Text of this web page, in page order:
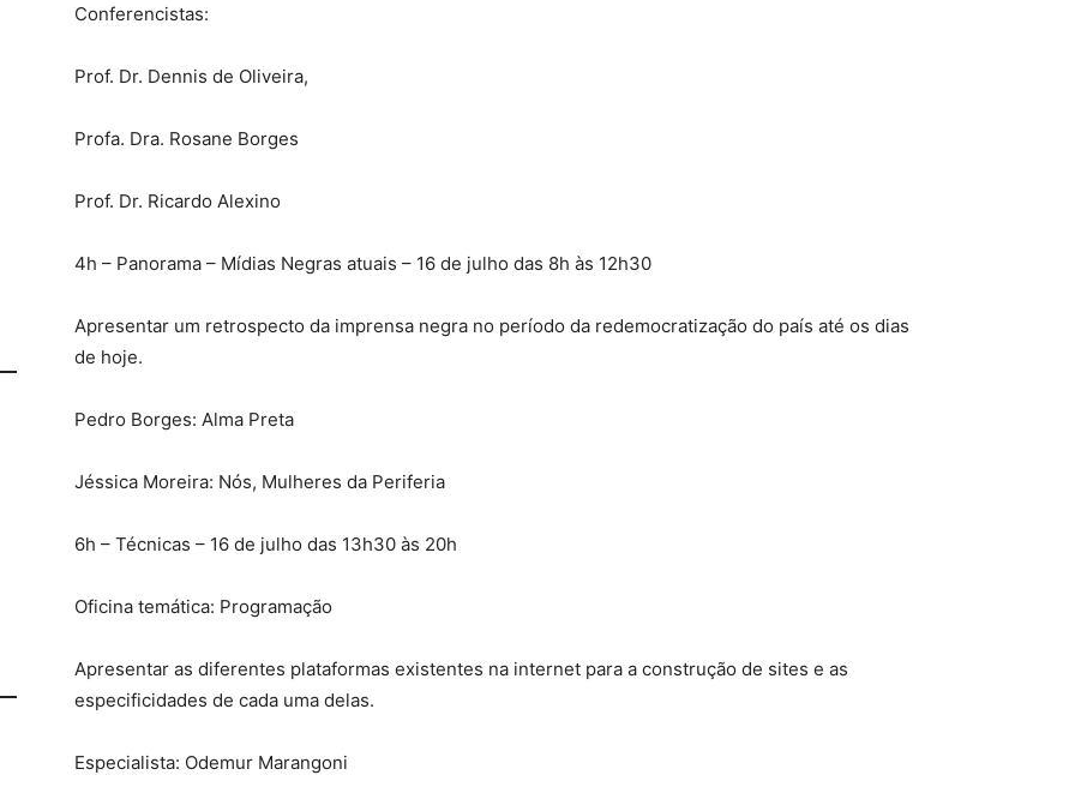
Conferencistas:
Prof. Dr. Dennis de Oliveira,
Profa. Dra. Rosane Borges
Prof. Dr. Ricardo Alexino
4h – Panorama – Mídias Negras atuais – 16 de julho das 8h às 12h30
Apresentar um retrospecto da imprensa negra no período da redemocratização do país até os dias
de hoje.
Pedro Borges: Alma Preta
Jéssica Moreira: Nós, Mulheres da Periferia
6h – Técnicas – 16 de julho das 13h30 às 20h
Oficina temática: Programação
Apresentar as diferentes plataformas existentes na internet para a construção de sites e as
especificidades de cada uma delas.
Especialista: Odemur Marangoni